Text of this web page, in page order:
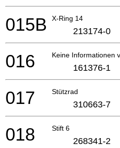
X-Ring 14
015B 213174-0
Keine Informationen
016 161376-1
Stützrad
017 310663-7
Stift 6
018 268341-2